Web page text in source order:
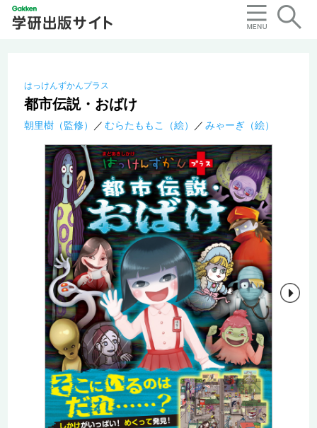
はっけんずかんプラス
都市伝説・おばけ
朝里樹（監修） むらたももこ（絵） みゃーぎ（絵）